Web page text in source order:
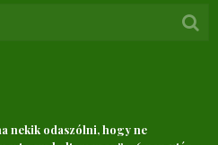
nekik odaszólni, hogy ne